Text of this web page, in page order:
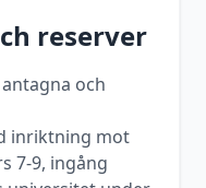
reserver
och
inriktning mot
7-9, ingång